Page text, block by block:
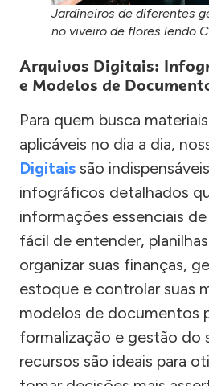
Jardineiros de diferentes
no viveiro de flores lendo
Arquivos Digitais:
e Modelos de
Para quem busca
aplicáveis no dia a dia,
Digitais são
infográficos detalhados
informações essenciais
fácil de entender,
organizar suas finanças,
estoque e controlar suas
modelos de documentos
formalização e gestão do
recursos são ideais para